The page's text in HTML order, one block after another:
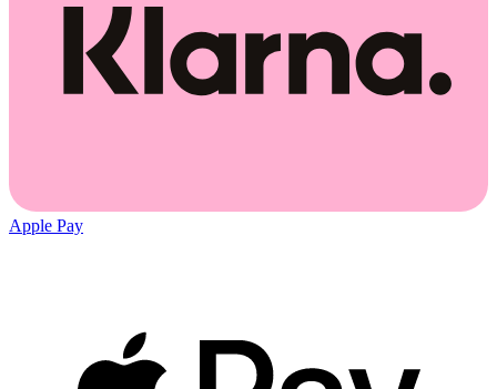
Apple Pay